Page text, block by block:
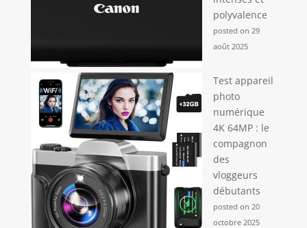
polyvalence
posted on 29
août 2025
Test appareil
photo
numérique
4K 64MP : le
compagnon
des
vloggeurs
débutants
posted on 20
octobre 2025